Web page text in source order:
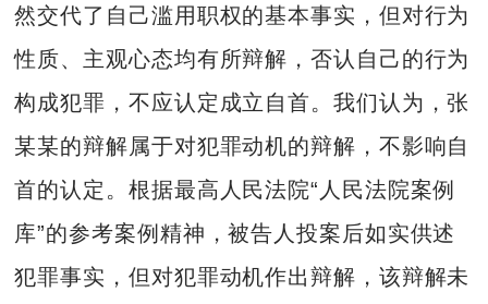
然交代了自己滥用职权的基本事实，但对行为
性质、主观心态均有所辩解，否认自己的行为
构成犯罪，不应认定成立自首。我们认为，张
某某的辩解属于对犯罪动机的辩解，不影响自
首的认定。根据最高人民法院“人民法院案例
库”的参考案例精神，被告人投案后如实供述
犯罪事实，但对犯罪动机作出辩解，该辩解未